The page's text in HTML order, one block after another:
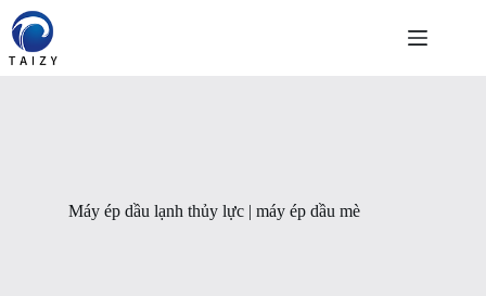
Chuyển
đến
phần
nội
Máy ép dầu lạnh thủy lực | máy ép dầu mè